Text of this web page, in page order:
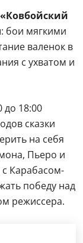
бои мягкими
валенок в
с ухватом и
до 18:00
сказки
на себя
Пьеро и
Карабасом-
победу над
режиссера.